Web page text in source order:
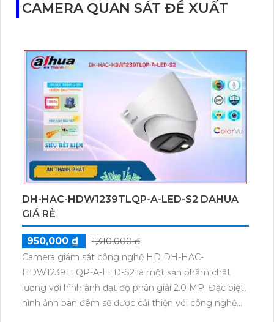
CAMERA QUAN SÁT ĐỀ XUẤT
DH-HAC-HDW1239TLQP-A-LED-S2 DAHUA
GIÁ RẺ
950,000 ₫
1,310,000 ₫
Camera giám sát công nghệ HD DH-HAC-
HDW1239TLQP-A-LED-S2 là một sản phẩm chất
lượng với hình ảnh đạt độ phân giải 2.0 MP. Đặc biệt,
hình ảnh ban đêm sẽ được cải thiện với công nghệ